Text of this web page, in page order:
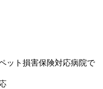
ット損害保険対応病院で